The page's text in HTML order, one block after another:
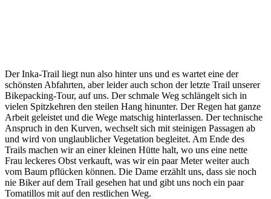
Der Inka-Trail liegt nun also hinter uns und es wartet eine der
schönsten Abfahrten, aber leider auch schon der letzte Trail unserer
Bikepacking-Tour, auf uns. Der schmale Weg schlängelt sich in
vielen Spitzkehren den steilen Hang hinunter. Der Regen hat ganze
Arbeit geleistet und die Wege matschig hinterlassen. Der technische
Anspruch in den Kurven, wechselt sich mit steinigen Passagen ab
und wird von unglaublicher Vegetation begleitet. Am Ende des
Trails machen wir an einer kleinen Hütte halt, wo uns eine nette
Frau leckeres Obst verkauft, was wir ein paar Meter weiter auch
vom Baum pflücken können. Die Dame erzählt uns, dass sie noch
nie Biker auf dem Trail gesehen hat und gibt uns noch ein paar
Tomatillos mit auf den restlichen Weg.